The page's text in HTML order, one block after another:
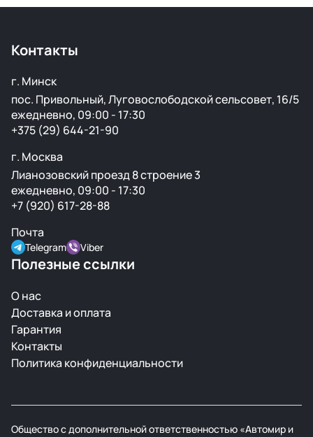
Контакты
г. Минск
пос. Привольный, Луговослободской сельсовет, 16/5
ежедневно, 09:00 - 17:30
+375 (29) 644-21-90
г. Москва
Лианозовский проезд 8 строение 3
ежедневно, 09:00 - 17:30
+7 (920) 617-28-88
Почта
Telegram Viber
Полезные ссылки
О нас
Доставка и оплата
Гарантия
Контакты
Политика конфиденциальности
Общество с дополнительной ответственностью «Автомир и